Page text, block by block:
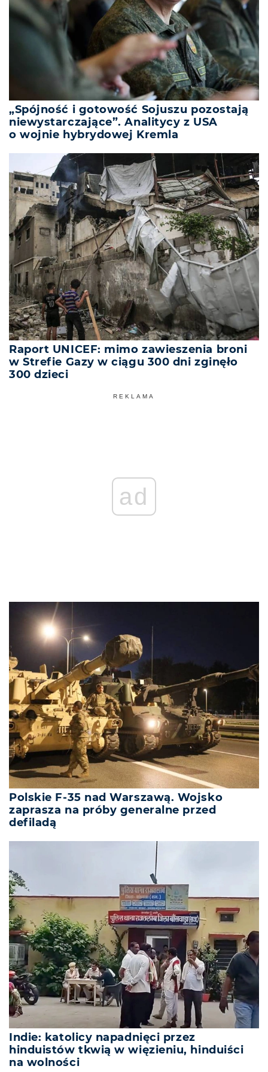
„Spójność i gotowość Sojuszu pozostają
niewystarczające”. Analitycy z USA
o wojnie hybrydowej Kremla
Raport UNICEF: mimo zawieszenia broni
w Strefie Gazy w ciągu 300 dni zginęło
300 dzieci
REKLAMA
ad
Polskie F-35 nad Warszawą. Wojsko
zaprasza na próby generalne przed
defiladą
Indie: katolicy napadnięci przez
hinduistów tkwią w więzieniu, hinduiści
na wolności